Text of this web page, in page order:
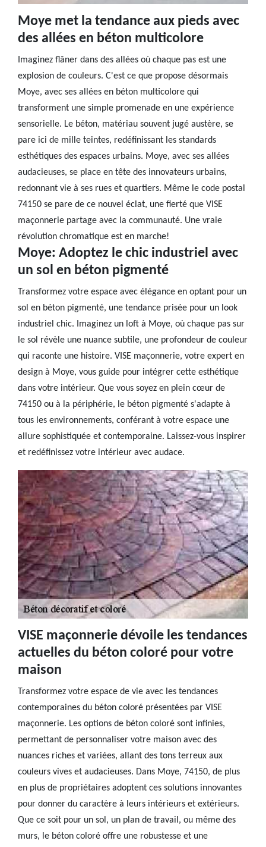
Moye met la tendance aux pieds avec
des allées en béton multicolore
Imaginez flâner dans des allées où chaque pas est une
explosion de couleurs. C'est ce que propose désormais
Moye, avec ses allées en béton multicolore qui
transforment une simple promenade en une expérience
sensorielle. Le béton, matériau souvent jugé austère, se
pare ici de mille teintes, redéfinissant les standards
esthétiques des espaces urbains. Moye, avec ses allées
audacieuses, se place en tête des innovateurs urbains,
redonnant vie à ses rues et quartiers. Même le code postal
74150 se pare de ce nouvel éclat, une fierté que VISE
maçonnerie partage avec la communauté. Une vraie
révolution chromatique est en marche!
Moye: Adoptez le chic industriel avec
un sol en béton pigmenté
Transformez votre espace avec élégance en optant pour un
sol en béton pigmenté, une tendance prisée pour un look
industriel chic. Imaginez un loft à Moye, où chaque pas sur
le sol révèle une nuance subtile, une profondeur de couleur
qui raconte une histoire. VISE maçonnerie, votre expert en
design à Moye, vous guide pour intégrer cette esthétique
dans votre intérieur. Que vous soyez en plein cœur de
74150 ou à la périphérie, le béton pigmenté s'adapte à
tous les environnements, conférant à votre espace une
allure sophistiquée et contemporaine. Laissez-vous inspirer
et redéfinissez votre intérieur avec audace.
VISE maçonnerie dévoile les tendances
actuelles du béton coloré pour votre
maison
Transformez votre espace de vie avec les tendances
contemporaines du béton coloré présentées par VISE
maçonnerie. Les options de béton coloré sont infinies,
permettant de personnaliser votre maison avec des
nuances riches et variées, allant des tons terreux aux
couleurs vives et audacieuses. Dans Moye, 74150, de plus
en plus de propriétaires adoptent ces solutions innovantes
pour donner du caractère à leurs intérieurs et extérieurs.
Que ce soit pour un sol, un plan de travail, ou même des
murs, le béton coloré offre une robustesse et une